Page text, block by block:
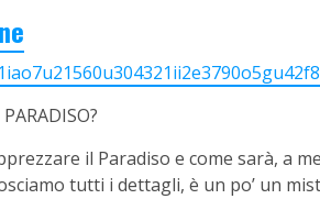
il Paradiso e come sarà, a
tutti i dettagli, è un po’ un